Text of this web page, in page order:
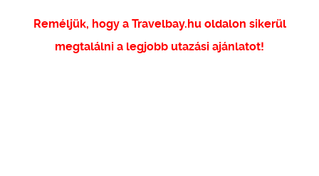
Reméljük, hogy a Travelbay.hu oldalon sikerül
megtalálni a legjobb utazási ajánlatot!